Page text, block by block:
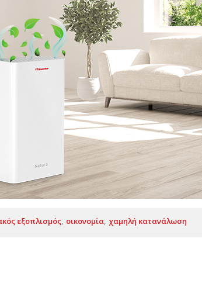
εξοπλισμός οικονομία χαμηλή κατανάλωση